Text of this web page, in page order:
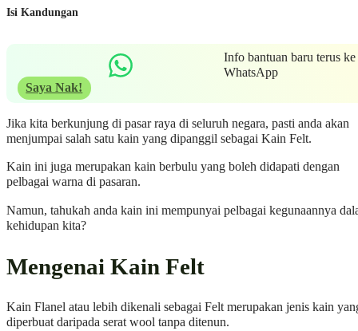
Isi Kandungan
Info bantuan baru terus ke
WhatsApp
Saya Nak!
Jika kita berkunjung di pasar raya di seluruh negara, pasti anda akan
menjumpai salah satu kain yang dipanggil sebagai Kain Felt.
Kain ini juga merupakan kain berbulu yang boleh didapati dengan
pelbagai warna di pasaran.
Namun, tahukah anda kain ini mempunyai pelbagai kegunaannya
kehidupan kita?
Mengenai Kain Felt
Kain Flanel atau lebih dikenali sebagai Felt merupakan jenis kain
diperbuat daripada serat wool tanpa ditenun.